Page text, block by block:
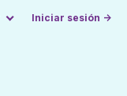
Iniciar sesión →